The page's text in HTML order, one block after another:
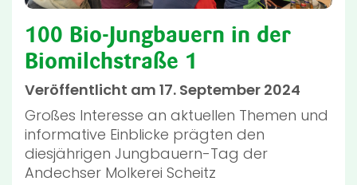
100 Bio-Jungbauern in der
Biomilchstraße 1
Veröffentlicht am 17. September 2024
Großes Interesse an aktuellen Themen und
informative Einblicke prägten den
diesjährigen Jungbauern-Tag der
Andechser Molkerei Scheitz